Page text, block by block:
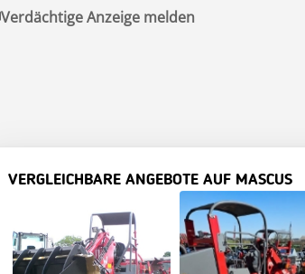
Verdächtige Anzeige melden
VERGLEICHBARE ANGEBOTE AUF MASCUS